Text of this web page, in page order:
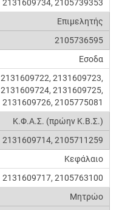
2131609734, 2105739353
Επιμελητής
2105736595
Εσοδα
2131609722, 2131609723,
2131609724, 2131609725,
2131609726, 2105775081
Κ.Φ.Α.Σ. (πρώην Κ.Β.Σ.)
2131609714, 2105711259
Κεφάλαιο
2131609717, 2105763100
Μητρώο